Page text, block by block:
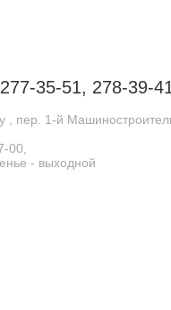
35-51, 278-39-
, пер. 1-й
00,
- выходной